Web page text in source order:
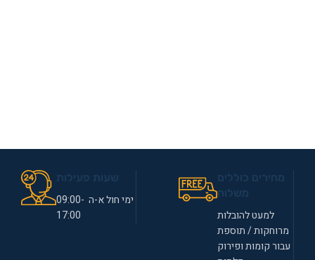
למעט להובלות
מרוחקות / תוספת
עבור קומות ופירוק
ימי חול א-ה 09:00-
17:00